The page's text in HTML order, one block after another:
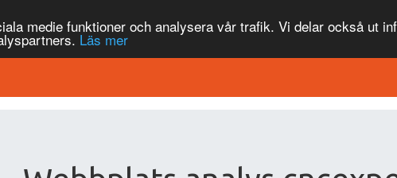
medie funktioner och analysera vår trafik. Vi delar också ut
Läs mer